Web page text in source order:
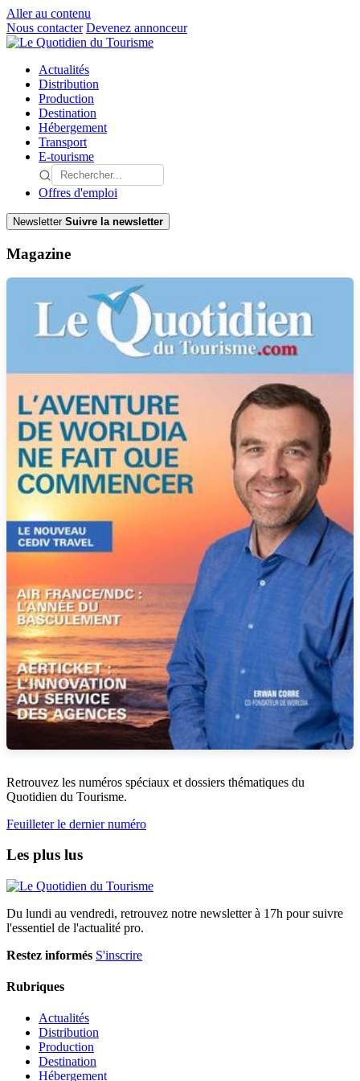
Aller au contenu
Nous contacter Devenez annonceur
Actualités
Distribution
Production
Destination
Hébergement
Transport
E-tourisme
Offres d'emploi
Newsletter Suivre la newsletter
Magazine
Retrouvez les numéros spéciaux et dossiers thématiques du
Quotidien du Tourisme.
Feuilleter le dernier numéro
Les plus lus
Du lundi au vendredi, retrouvez notre newsletter à 17h pour suivre
l'essentiel de l'actualité pro.
Restez informés S'inscrire
Rubriques
Actualités
Distribution
Production
Destination
Hébergement